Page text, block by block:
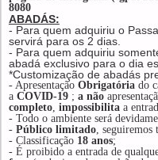
8080
ABADÁS:
- Para quem adquiriu o
servirá para os 2 dias.
- Para quem adquiriu
abadá exclusivo para o dia
*Customização de abadás
- Apresentação Obrigatóriado
a COVID-19; a não
completo, impossibilitaa
- Todo o ambiente será
- Público limitado, seguiremos
- Classificação 18 anos;
- É proibido a entrada de